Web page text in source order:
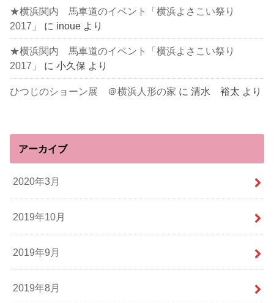
★横浜関内 馬車道のイベント「横浜よさこい祭り
2017」
に inoue より
★横浜関内 馬車道のイベント「横浜よさこい祭り
2017」
に小久保 より
ひつじのショーン展 ＠横浜人形の家 に清水 裕太 より
アーカイブ
2020年3月
2019年10月
2019年9月
2019年8月